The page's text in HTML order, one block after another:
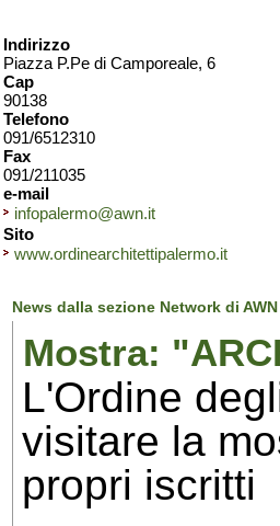
Indirizzo
Piazza P.Pe di Camporeale, 6
Cap
90138
Telefono
091/6512310
Fax
091/211035
e-mail
infopalermo@awn.it
Sito
www.ordinearchitettipalermo.it
News dalla sezione Network di AWN
Mostra:
L'Ordine
visitare la
propri iscritti